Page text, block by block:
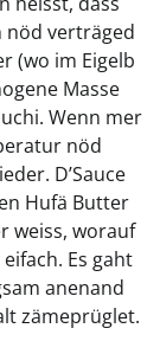
nöd verträged
(wo im Eigelb
Masse
Wenn mer
nöd
D’Sauce
Hufä Butter
weiss, worauf
Es gaht
anenand
zämeprüglet.